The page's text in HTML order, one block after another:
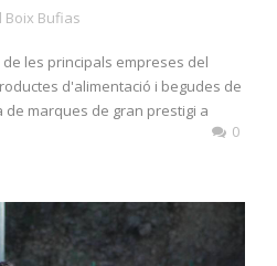
Boix Bufias
les principals empreses del
d'alimentació i begudes de
marques de gran prestigi a
0